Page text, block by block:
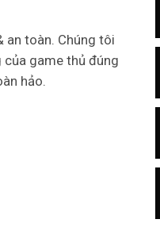
an toàn. Chúng tôi
của game thủ đúng
hảo.